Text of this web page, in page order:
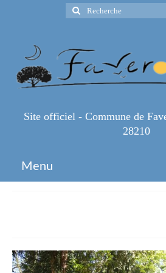
Rechercher
:
Site officiel - Commune de
28210
Menu
Infos Pratiques